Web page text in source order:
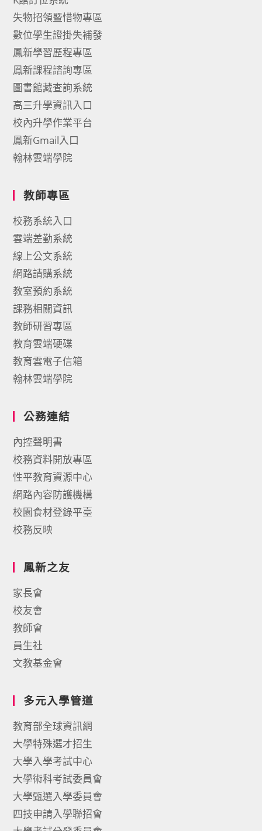
失物招領暨惜物專區
數位學生證掛失補發
鳳新學習歷程專區
鳳新課程諮詢專區
圖書館藏查詢系統
高三升學資訊入口
校內升學作業平台
鳳新Gmail入口
翰林雲端學院
教師專區
校務系統入口
雲端差勤系統
線上公文系統
網路請購系統
教室預約系統
課務相關資訊
教師研習專區
教育雲端硬碟
教育雲電子信箱
翰林雲端學院
公務連結
內控聲明書
校務資料開放專區
性平教育資源中心
網路內容防護機構
校園食材登錄平臺
校務反映
鳳新之友
家長會
校友會
教師會
員生社
文教基金會
多元入學管道
教育部全球資訊網
大學特殊選才招生
大學入學考試中心
大學術科考試委員會
大學甄選入學委員會
四技申請入學聯招會